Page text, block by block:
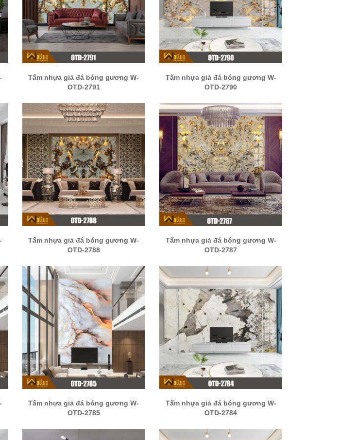
Tấm nhựa giả đá bóng gương W-
OTD-2791
Tấm nhựa giả đá bóng gương W-
OTD-2790
Tấm nhựa giả đá bóng gương W-
OTD-2788
Tấm nhựa giả đá bóng gương W-
OTD-2787
Tấm nhựa giả đá bóng gương W-
OTD-2785
Tấm nhựa giả đá bóng gương W-
OTD-2784